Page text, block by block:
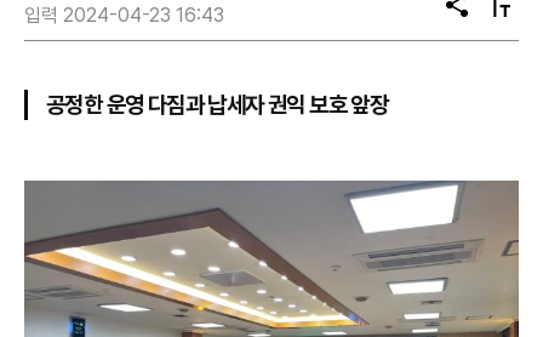
입력 2024-04-23 16:43
공
유
텍
스
공정한 운영 다짐과 납세자 권익 보호 앞장